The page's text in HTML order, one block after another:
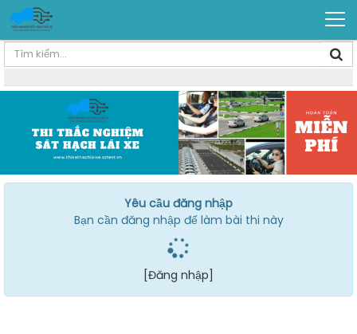
Yêu cầu đăng nhập
Bạn cần đăng nhập để làm bài thi này
[Đăng nhập]